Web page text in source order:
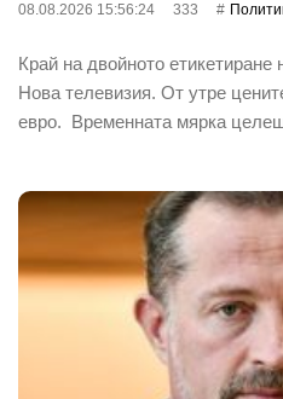
08.08.2026 15:56:24 333
Край на двойното етикетиране
Нова телевизия. От утре
евро. Временната мярка